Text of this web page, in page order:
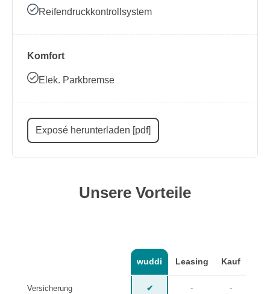
Reifendruckkontrollsystem
Komfort
Elek. Parkbremse
Exposé herunterladen [pdf]
Unsere Vorteile
wuddi Leasing Kauf
Versicherung ✔ - -